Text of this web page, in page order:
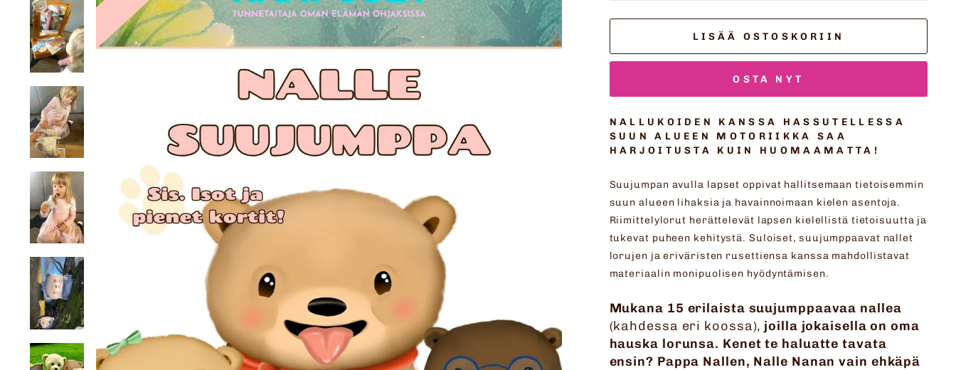
LISÄÄ OSTOSKORIIN
OSTA NYT
NALLUKOIDEN KANSSA HASSUTELLESSA
SUUN ALUEEN MOTORIIKKA SAA
HARJOITUSTA KUIN HUOMAAMATTA!
Suujumpan avulla lapset oppivat hallitsemaan tietoisemmin
suun alueen lihaksia ja havainnoimaan kielen asentoja.
Riimittelylorut herättelevät lapsen kielellistä tietoisuutta ja
tukevat puheen kehitystä. Suloiset, suujumppaavat nallet
lorujen ja eriväristen rusettiensa kanssa mahdollistavat
materiaalin monipuolisen hyödyntämisen.
Mukana 15 erilaista suujumppaavaa nallea
(kahdessa eri koossa), joilla jokaisella on oma
hauska lorunsa. Kenet te haluatte tavata
ensin? Pappa Nallen, Nalle Nanan vain ehkäpä